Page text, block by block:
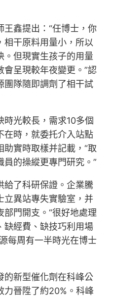
鑫提出：“任博士，你
相干原料用量小，所以
。但現實生孩子的用量
呈現較年夜變更。”認
團隊隨即調劑了相干試
光較長，需求10多個
在時，就委托介入站點
實時取樣并記載，“取
的操縱更專門研究。”
給了科研保證。企業騰
立異站專失實驗室，并
門開支。“很好地處理
缺經費、缺技巧利用場
每周有一半時光在博士
的新型催化劑在科峰公
力晉陞了約20%。科峰